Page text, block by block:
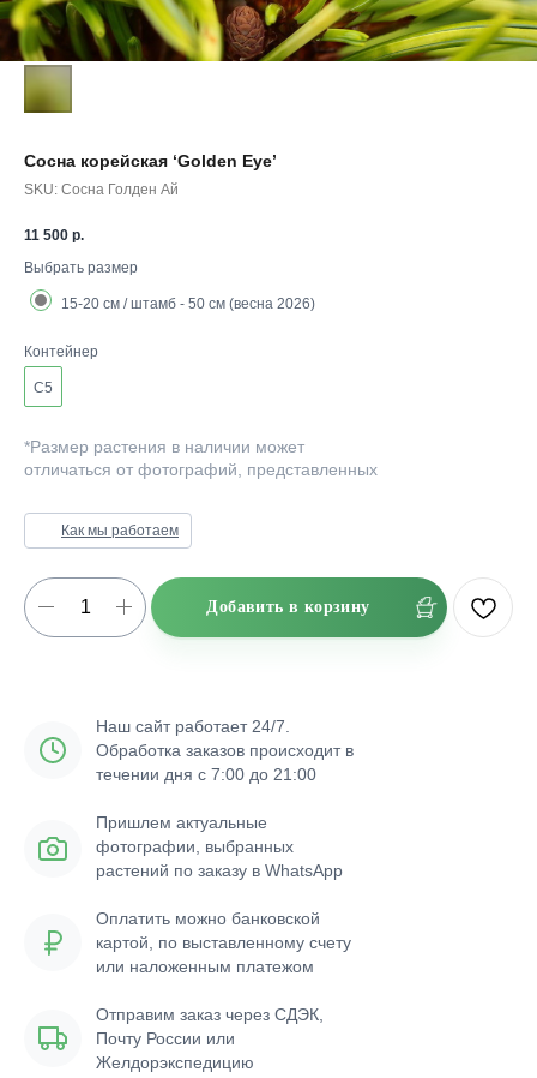
Сосна корейская ‘Golden Eye’
SKU: Сосна Голден Ай
11 500 р.
Выбрать размер
15-20 см / штамб - 50 см (весна 2026)
Контейнер
C5
*Размер растения в наличии может
отличаться от фотографий, представленных
Как мы работаем
Добавить в корзину
Наш сайт работает 24/7.
Обработка заказов происходит в
течении дня с 7:00 до 21:00
Пришлем актуальные
фотографии, выбранных
растений по заказу в WhatsApp
Отправим заказ через СДЭК,
Почту России или
Желдорэкспедицию
Оплатить можно банковской
картой, по выставленному счету
или наложенным платежом